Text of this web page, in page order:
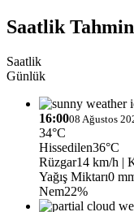
Saatlik
Saatlik
Günlük
16:0008 Ağustos
34°C
Hissedilen36°C
Rüzgar14 km/h |
Yağış Miktarı0
Nem22%